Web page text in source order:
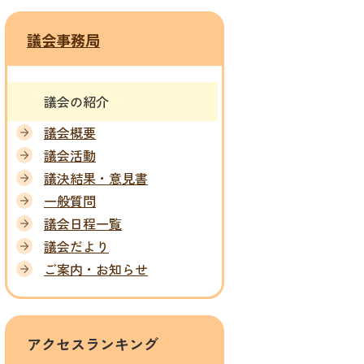
議会事務局
議会の紹介
議会概要
議会活動
議決結果・意見書
一般質問
議会日程一覧
議会だより
ご案内・お知らせ
アクセスランキング